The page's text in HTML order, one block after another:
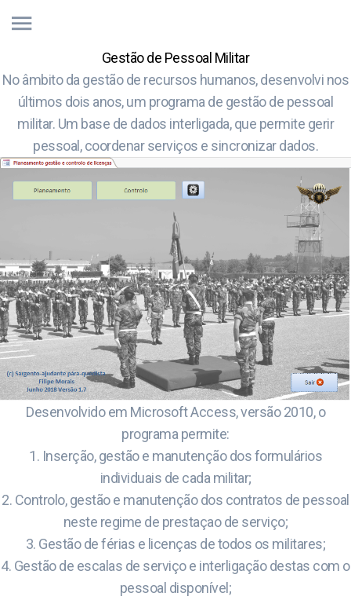
Gestão de Pessoal Militar
No âmbito da gestão de recursos humanos, desenvolvi nos
últimos dois anos, um programa de gestão de pessoal
militar. Um base de dados interligada, que permite gerir
pessoal, coordenar serviços e sincronizar dados.
Desenvolvido em Microsoft Access, versão 2010, o
programa permite:
1. Inserção, gestão e manutenção dos formulários
individuais de cada militar;
2. Controlo, gestão e manutenção dos contratos de pessoal
neste regime de prestaçao de serviço;
3. Gestão de férias e licenças de todos os militares;
4. Gestão de escalas de serviço e interligação destas com o
pessoal disponível;